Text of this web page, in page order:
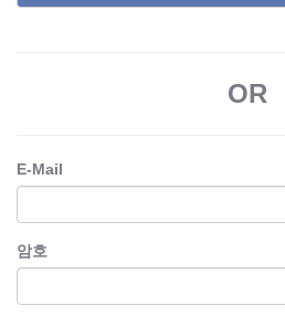
OR
E-Mail
암호